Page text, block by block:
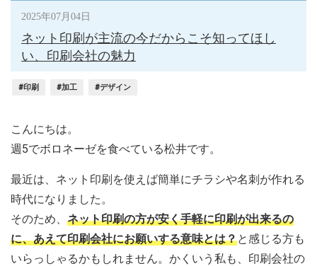
2025年07月04日
ネット印刷が主流の今だからこそ知ってほし
い、印刷会社の魅力
#印刷 #加工 #デザイン
こんにちは。
週5でボロネーゼを食べている松井です。
最近は、ネット印刷を使えば簡単にチラシや名刺が作れる
時代になりました。
そのため、 ネット印刷の方が安く手軽に印刷が出来るの
に、あえて印刷会社にお願いする意味とは？と感じる方も
いらっしゃるかもしれません。かくいう私も、印刷会社の